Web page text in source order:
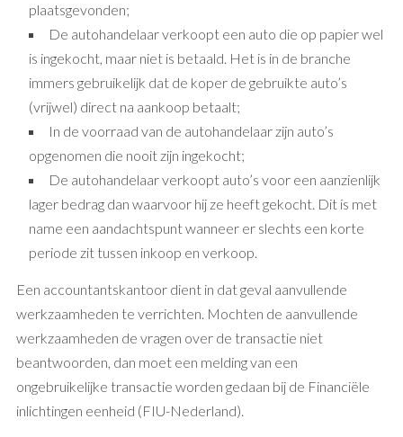
plaatsgevonden;
De autohandelaar verkoopt een auto die op papier wel
is ingekocht, maar niet is betaald. Het is in de branche
immers gebruikelijk dat de koper de gebruikte auto’s
(vrijwel) direct na aankoop betaalt;
In de voorraad van de autohandelaar zijn auto’s
opgenomen die nooit zijn ingekocht;
De autohandelaar verkoopt auto’s voor een aanzienlijk
lager bedrag dan waarvoor hij ze heeft gekocht. Dit is met
name een aandachtspunt wanneer er slechts een korte
periode zit tussen inkoop en verkoop.
Een accountantskantoor dient in dat geval aanvullende
werkzaamheden te verrichten. Mochten de aanvullende
werkzaamheden de vragen over de transactie niet
beantwoorden, dan moet een melding van een
ongebruikelijke transactie worden gedaan bij de Financiële
inlichtingen eenheid (FIU-Nederland).